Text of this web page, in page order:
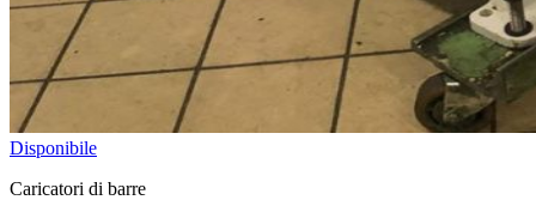
Disponibile
Caricatori di barre